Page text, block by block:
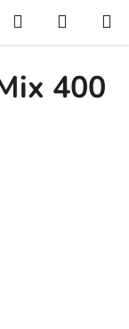
Hledat
KOŠÍK
400